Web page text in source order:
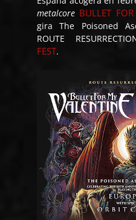
metalcore BULLET
giraThe Poisoned
ROUTE
FEST.